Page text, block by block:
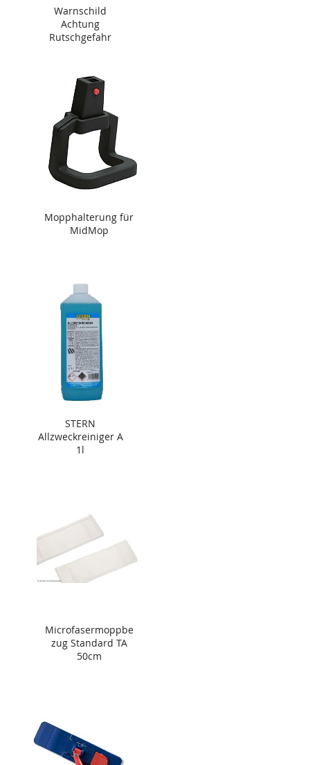
Warnschild
Achtung
Rutschgefahr
Mopphalterung für
MidMop
STERN
Allzweckreiniger A
1l
Microfasermoppbe
zug Standard TA
50cm